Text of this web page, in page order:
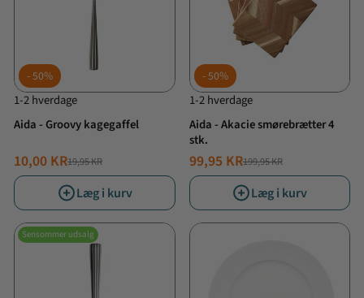
50%
1-2 hverdage
Aida - Groovy kagegaffel
NORMALPRIS
19,95 KR
TILBUDSPRIS
10,00 KR
Læg i kurv
50%
1-2 hverdage
Aida - Akacie smørebrætter 4
stk.
NORMALPRIS
199,95 KR
TILBUDSPRIS
99,95 KR
Læg i kurv
Sensommer udsalg